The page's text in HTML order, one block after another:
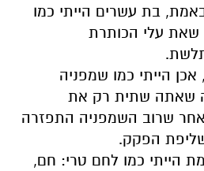
בת עשרים הייתי כמו
שאת עלי הכותרת
הייתי כמו שמפניה
שאתה שתית רק את
שרוב השמפניה התפזרה
שליפת הפקק.
הייתי כמו לחם טרי: חם,